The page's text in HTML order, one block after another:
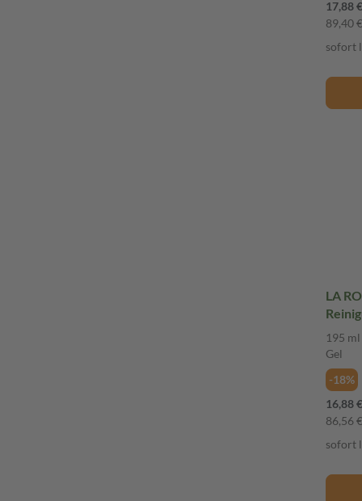
17,88 €
89,40
sofort
LA
195 ml
Gel
-18%
16,88 €
86,56
sofort